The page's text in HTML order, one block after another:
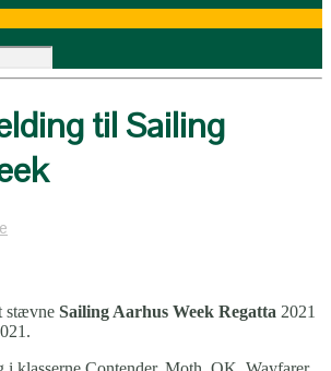
til Sailing
stævne Sailing Aarhus Week Regatta 2021